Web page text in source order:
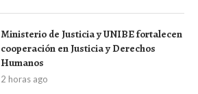
Ministerio de Justicia y UNIBE fortalecen
cooperación en Justicia y Derechos
Humanos
2 horas ago